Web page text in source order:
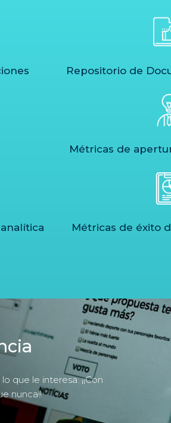
Repositorio de
Métricas de
Métricas de éxito
que le interesa. ¡¡Con
nunca!!